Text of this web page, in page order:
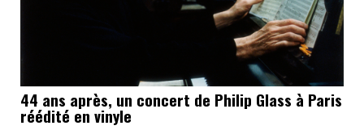
44 ans après, un concert de Philip Glass à Paris
réédité en vinyle